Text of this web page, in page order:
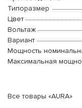
Типоразмер
Цвет
Вольтаж
Вариант
Мощность
Максимальная
Все товары «AURA»